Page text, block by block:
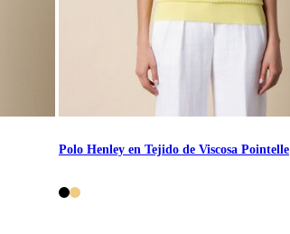
Polo Henley en Tejido de Viscosa Pointelle